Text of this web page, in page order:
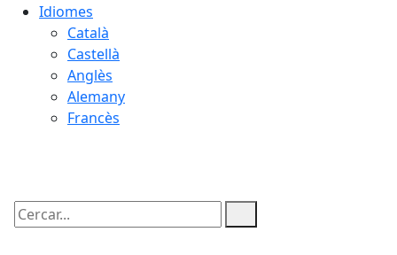
Idiomes
Català
Castellà
Anglès
Alemany
Francès
Cercar: